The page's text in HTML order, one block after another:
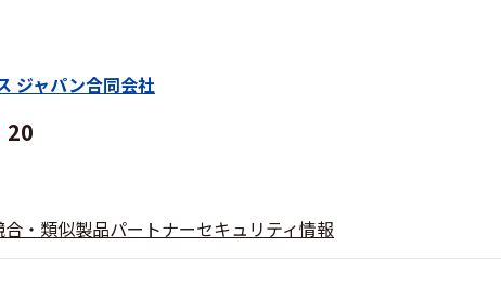
ジャパン合同会社
20
合・類似製品パートナーセキュリティ情報